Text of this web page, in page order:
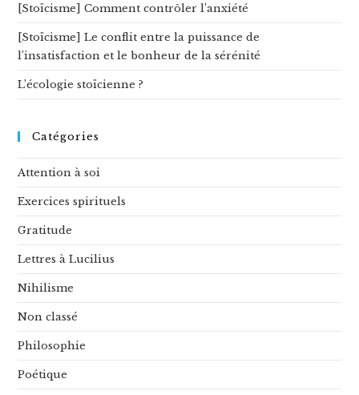
[Stoïcisme] Comment contrôler l’anxiété
[Stoïcisme] Le conflit entre la puissance de
l’insatisfaction et le bonheur de la sérénité
L’écologie stoïcienne ?
Catégories
Attention à soi
Exercices spirituels
Gratitude
Lettres à Lucilius
Nihilisme
Non classé
Philosophie
Poétique